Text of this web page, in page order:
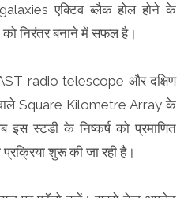
एक्टिव ब्लैक होल होने के
को निरंतर बनाने में सफल है।
radio telescope और दक्षिण
Square Kilometre Array के
स्टडी के निष्कर्ष को प्रमाणित
शुरू की जा रही है।